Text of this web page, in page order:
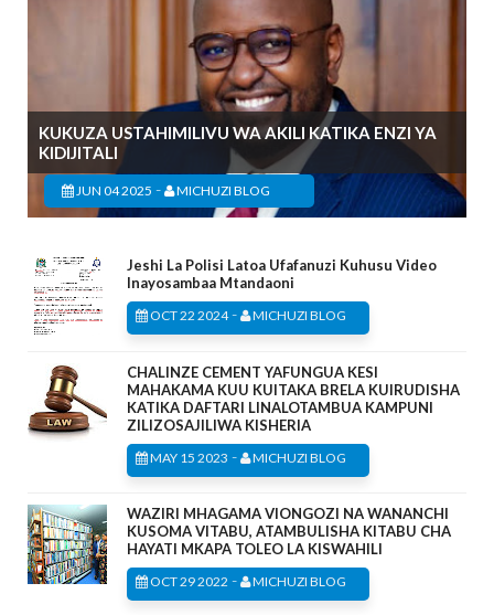
KUKUZA USTAHIMILIVU WA AKILI KATIKA ENZI YA
KIDIJITALI
JUN 04 2025 - MICHUZI BLOG
Jeshi La Polisi Latoa Ufafanuzi Kuhusu Video
Inayosambaa Mtandaoni
OCT 22 2024- MICHUZI BLOG
CHALINZE CEMENT YAFUNGUA KESI
MAHAKAMA KUU KUITAKA BRELA KUIRUDISHA
KATIKA DAFTARI LINALOTAMBUA KAMPUNI
ZILIZOSAJILIWA KISHERIA
MAY 15 2023 - MICHUZI BLOG
WAZIRI MHAGAMA VIONGOZI NA WANANCHI
KUSOMA VITABU, ATAMBULISHA KITABU CHA
HAYATI MKAPA TOLEO LA KISWAHILI
OCT 29 2022 - MICHUZI BLOG